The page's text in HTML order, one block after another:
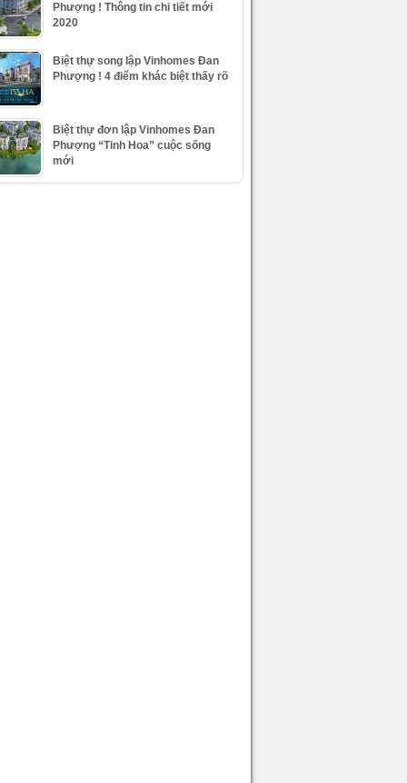
Phượng ! Thông tin chi tiết mới
2020
Biệt thự song lập Vinhomes Đan
Phượng ! 4 điểm khác biệt thấy rõ
Biệt thự đơn lập Vinhomes Đan
Phượng “Tinh Hoa” cuộc sống
mới